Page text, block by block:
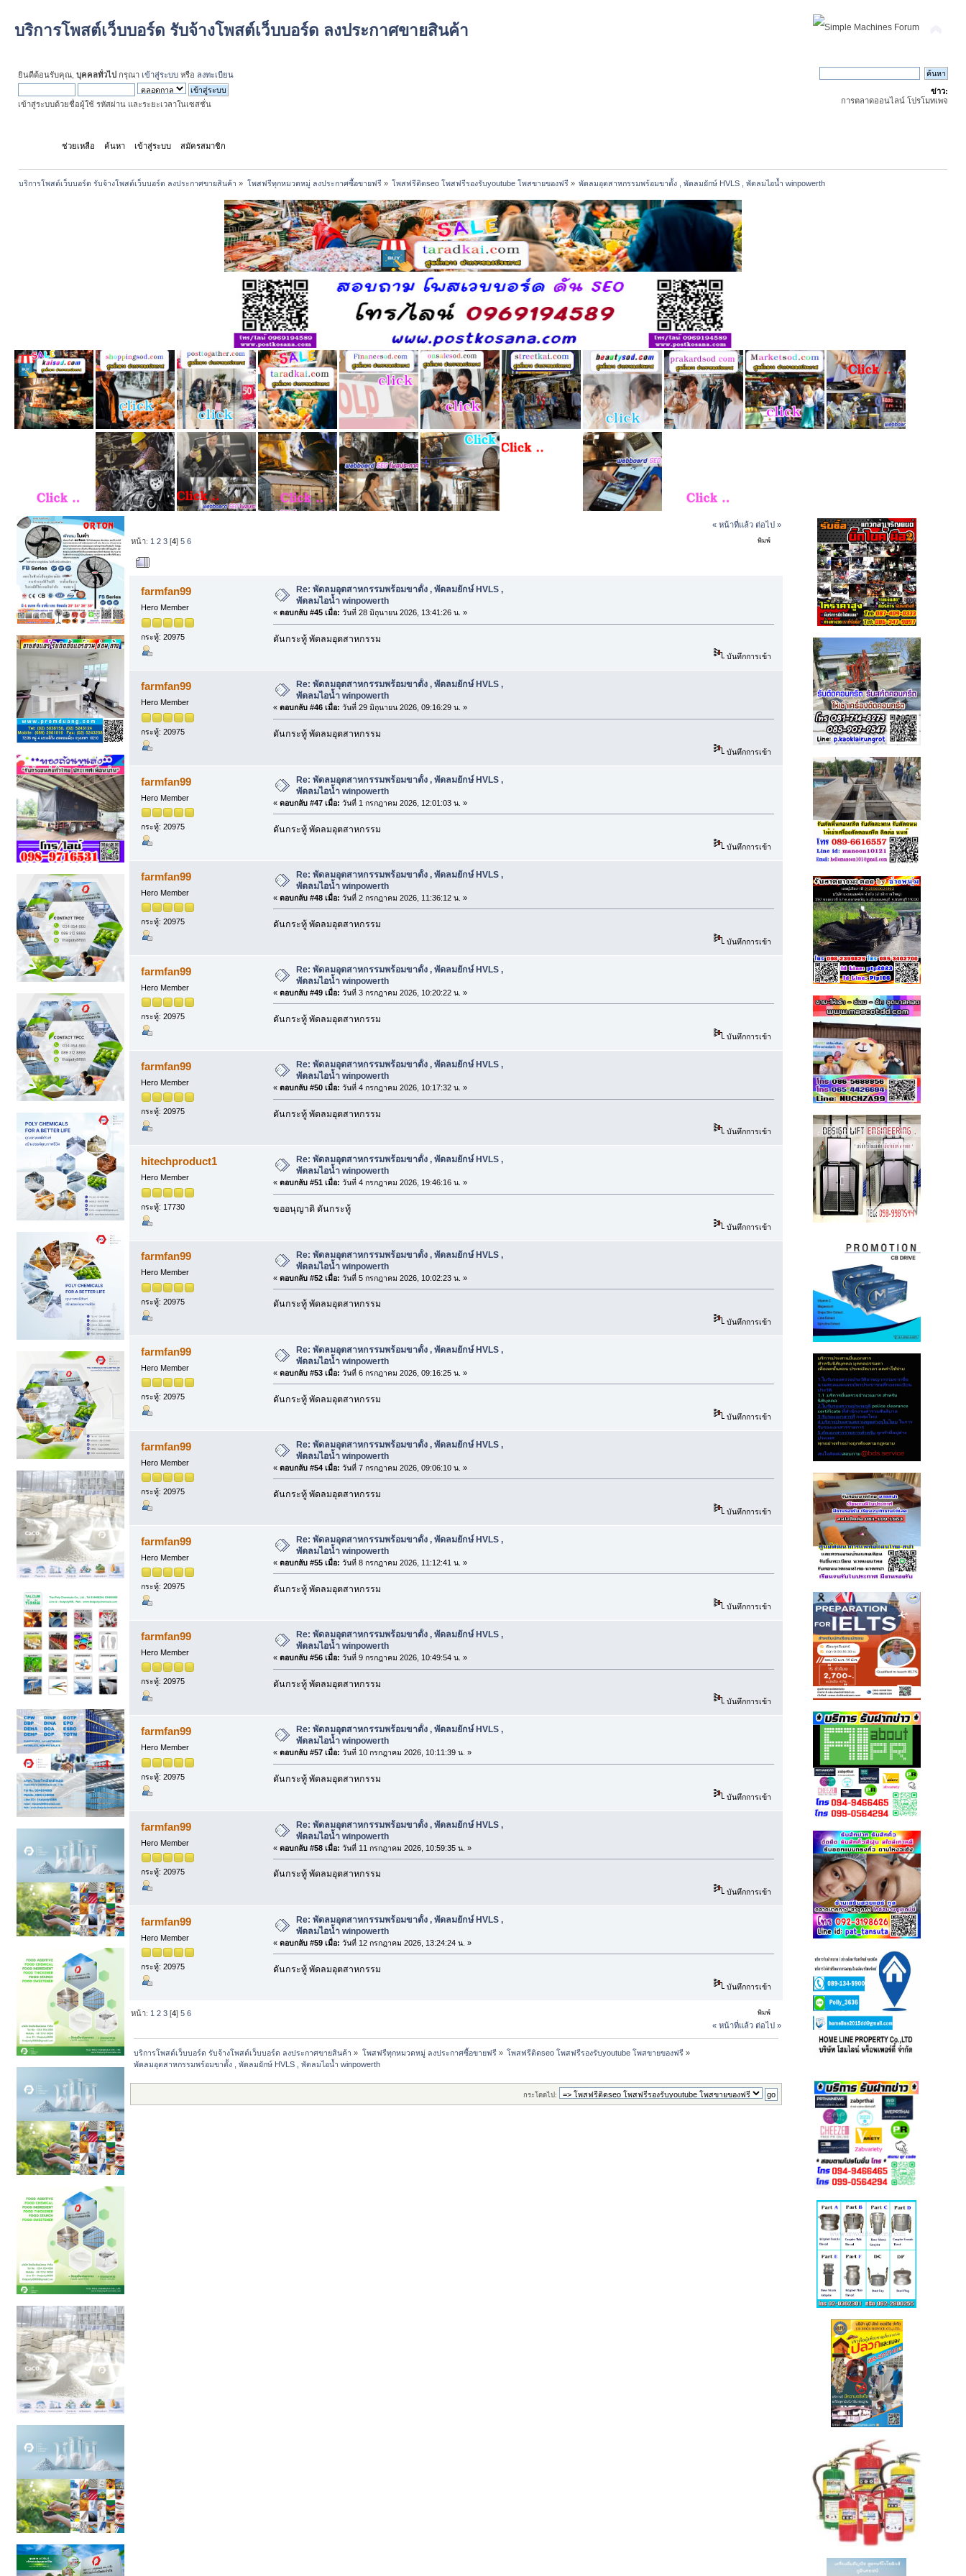
บริการโพสต์เว็บบอร์ด รับจ้างโพสต์เว็บบอร์ด ลงประกาศขายสินค้า
ยินดีต้อนรับคุณ, บุคคลทั่วไป กรุณา เข้าสู่ระบบ หรือ ลงทะเบียน
เข้าสู่ระบบด้วยชื่อผู้ใช้ รหัสผ่าน และระยะเวลาในเซสชั่น
ข่าว:
การตลาดออนไลน์ โปรโมทเพจ
ช่วยเหลือ ค้นหา เข้าสู่ระบบ สมัครสมาชิก
บริการโพสต์เว็บบอร์ด รับจ้างโพสต์เว็บบอร์ด ลงประกาศขายสินค้า » โพสฟรีทุกหมวดหมู่ ลงประกาศซื้อขายฟรี» โพสฟรีติดseo โพสฟรีรองรับyoutube โพสขายของฟรี» พัดลมอุตสาหกรรมพร้อมขาตั้ง , พัดลมยักษ์ HVLS , พัดลมไอน้ำ winpowerth
« หน้าที่แล้ว ต่อไป »
พิมพ์
หน้า: 1 2 3 [4]5 6
farmfan99
Hero Member
กระทู้: 20975
Re: พัดลมอุตสาหกรรมพร้อมขาตั้ง , พัดลมยักษ์ HVLS ,
พัดลมไอน้ำ winpowerth
« ตอบกลับ #45 เมื่อ: วันที่ 28 มิถุนายน 2026, 13:41:26 น. »
ดันกระทู้ พัดลมอุตสาหกรรม
บันทึกการเข้า
farmfan99
Hero Member
กระทู้: 20975
Re: พัดลมอุตสาหกรรมพร้อมขาตั้ง , พัดลมยักษ์ HVLS ,
พัดลมไอน้ำ winpowerth
« ตอบกลับ #46 เมื่อ: วันที่ 29 มิถุนายน 2026, 09:16:29 น. »
ดันกระทู้ พัดลมอุตสาหกรรม
บันทึกการเข้า
farmfan99
Hero Member
กระทู้: 20975
Re: พัดลมอุตสาหกรรมพร้อมขาตั้ง , พัดลมยักษ์ HVLS ,
พัดลมไอน้ำ winpowerth
« ตอบกลับ #47 เมื่อ: วันที่ 1 กรกฎาคม 2026, 12:01:03 น. »
ดันกระทู้ พัดลมอุตสาหกรรม
บันทึกการเข้า
farmfan99
Hero Member
กระทู้: 20975
Re: พัดลมอุตสาหกรรมพร้อมขาตั้ง , พัดลมยักษ์ HVLS ,
พัดลมไอน้ำ winpowerth
« ตอบกลับ #48 เมื่อ: วันที่ 2 กรกฎาคม 2026, 11:36:12 น. »
ดันกระทู้ พัดลมอุตสาหกรรม
บันทึกการเข้า
farmfan99
Hero Member
กระทู้: 20975
Re: พัดลมอุตสาหกรรมพร้อมขาตั้ง , พัดลมยักษ์ HVLS ,
พัดลมไอน้ำ winpowerth
« ตอบกลับ #49 เมื่อ: วันที่ 3 กรกฎาคม 2026, 10:20:22 น. »
ดันกระทู้ พัดลมอุตสาหกรรม
บันทึกการเข้า
farmfan99
Hero Member
กระทู้: 20975
Re: พัดลมอุตสาหกรรมพร้อมขาตั้ง , พัดลมยักษ์ HVLS ,
พัดลมไอน้ำ winpowerth
« ตอบกลับ #50 เมื่อ: วันที่ 4 กรกฎาคม 2026, 10:17:32 น. »
ดันกระทู้ พัดลมอุตสาหกรรม
บันทึกการเข้า
hitechproduct1
Hero Member
กระทู้: 17730
Re: พัดลมอุตสาหกรรมพร้อมขาตั้ง , พัดลมยักษ์ HVLS ,
พัดลมไอน้ำ winpowerth
« ตอบกลับ #51 เมื่อ: วันที่ 4 กรกฎาคม 2026, 19:46:16 น. »
ขออนุญาติ ดันกระทู้
บันทึกการเข้า
farmfan99
Hero Member
กระทู้: 20975
Re: พัดลมอุตสาหกรรมพร้อมขาตั้ง , พัดลมยักษ์ HVLS ,
พัดลมไอน้ำ winpowerth
« ตอบกลับ #52 เมื่อ: วันที่ 5 กรกฎาคม 2026, 10:02:23 น. »
ดันกระทู้ พัดลมอุตสาหกรรม
บันทึกการเข้า
farmfan99
Hero Member
กระทู้: 20975
Re: พัดลมอุตสาหกรรมพร้อมขาตั้ง , พัดลมยักษ์ HVLS ,
พัดลมไอน้ำ winpowerth
« ตอบกลับ #53 เมื่อ: วันที่ 6 กรกฎาคม 2026, 09:16:25 น. »
ดันกระทู้ พัดลมอุตสาหกรรม
บันทึกการเข้า
farmfan99
Hero Member
กระทู้: 20975
Re: พัดลมอุตสาหกรรมพร้อมขาตั้ง , พัดลมยักษ์ HVLS ,
พัดลมไอน้ำ winpowerth
« ตอบกลับ #54 เมื่อ: วันที่ 7 กรกฎาคม 2026, 09:06:10 น. »
ดันกระทู้ พัดลมอุตสาหกรรม
บันทึกการเข้า
farmfan99
Hero Member
กระทู้: 20975
Re: พัดลมอุตสาหกรรมพร้อมขาตั้ง , พัดลมยักษ์ HVLS ,
พัดลมไอน้ำ winpowerth
« ตอบกลับ #55 เมื่อ: วันที่ 8 กรกฎาคม 2026, 11:12:41 น. »
ดันกระทู้ พัดลมอุตสาหกรรม
บันทึกการเข้า
farmfan99
Hero Member
กระทู้: 20975
Re: พัดลมอุตสาหกรรมพร้อมขาตั้ง , พัดลมยักษ์ HVLS ,
พัดลมไอน้ำ winpowerth
« ตอบกลับ #56 เมื่อ: วันที่ 9 กรกฎาคม 2026, 10:49:54 น. »
ดันกระทู้ พัดลมอุตสาหกรรม
บันทึกการเข้า
farmfan99
Hero Member
กระทู้: 20975
Re: พัดลมอุตสาหกรรมพร้อมขาตั้ง , พัดลมยักษ์ HVLS ,
พัดลมไอน้ำ winpowerth
« ตอบกลับ #57 เมื่อ: วันที่ 10 กรกฎาคม 2026, 10:11:39 น. »
ดันกระทู้ พัดลมอุตสาหกรรม
บันทึกการเข้า
farmfan99
Hero Member
กระทู้: 20975
Re: พัดลมอุตสาหกรรมพร้อมขาตั้ง , พัดลมยักษ์ HVLS ,
พัดลมไอน้ำ winpowerth
« ตอบกลับ #58 เมื่อ: วันที่ 11 กรกฎาคม 2026, 10:59:35 น. »
ดันกระทู้ พัดลมอุตสาหกรรม
บันทึกการเข้า
farmfan99
Hero Member
กระทู้: 20975
Re: พัดลมอุตสาหกรรมพร้อมขาตั้ง , พัดลมยักษ์ HVLS ,
พัดลมไอน้ำ winpowerth
« ตอบกลับ #59 เมื่อ: วันที่ 12 กรกฎาคม 2026, 13:24:24 น. »
ดันกระทู้ พัดลมอุตสาหกรรม
บันทึกการเข้า
พิมพ์
หน้า: 1 2 3 [4]5 6
« หน้าที่แล้ว ต่อไป »
บริการโพสต์เว็บบอร์ด รับจ้างโพสต์เว็บบอร์ด ลงประกาศขายสินค้า » โพสฟรีทุกหมวดหมู่ ลงประกาศซื้อขายฟรี» โพสฟรีติดseo โพสฟรีรองรับyoutube โพสขายของฟรี»
พัดลมอุตสาหกรรมพร้อมขาตั้ง , พัดลมยักษ์ HVLS , พัดลมไอน้ำ winpowerth
กระโดดไป: